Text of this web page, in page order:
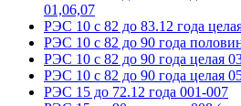
01,06,07
РЭС 10 с 82 до 83.12 года
РЭС 10 с 82 до 90 года
РЭС 10 с 82 до 90 года целая
РЭС 10 с 82 до 90 года целая
РЭС 15 до 72.12 года 001-007